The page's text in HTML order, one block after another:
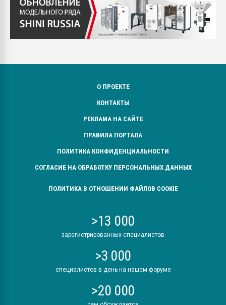
О ПРОЕКТЕ
КОНТАКТЫ
РЕКЛАМА НА САЙТЕ
ПРАВИЛА ПОРТАЛА
ПОЛИТИКА КОНФИДЕНЦИАЛЬНОСТИ
СОГЛАСИЕ НА ОБРАБОТКУ ПЕРСОНАЛЬНЫХ ДАННЫХ
ПОЛИТИКА В ОТНОШЕНИИ ФАЙЛОВ COOKIE
>13 000
зарегистрированных специалистов
>3 000
специалистов в день на нашем форуме
>20 000